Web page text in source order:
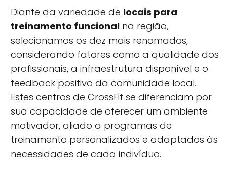
Diante da variedade de locais para
treinamento funcional na região,
selecionamos os dez mais renomados,
considerando fatores como a qualidade dos
profissionais, a infraestrutura disponível e o
feedback positivo da comunidade local.
Estes centros de CrossFit se diferenciam por
sua capacidade de oferecer um ambiente
motivador, aliado a programas de
treinamento personalizados e adaptados às
necessidades de cada indivíduo.